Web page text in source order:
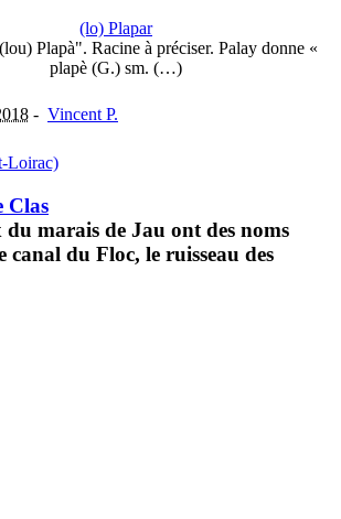
(lo) Plapar
Plapà". Racine à préciser. Palay donne «
plapè (G.) sm. (…)
- Vincent P.
Loirac)
Clas
du marais de Jau ont des noms
canal du Floc, le ruisseau des